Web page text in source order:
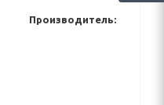
Производитель: